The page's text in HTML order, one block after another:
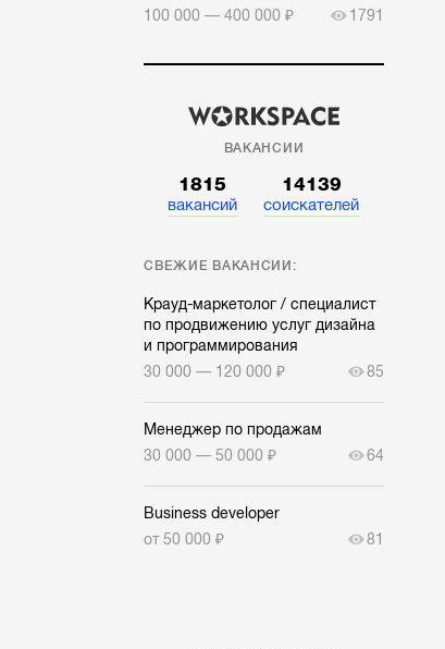
100 000 — 400 000 ₽
1791
ВАКАНСИИ
1815
вакансий
14139
соискателей
СВЕЖИЕ ВАКАНСИИ:
Крауд-маркетолог / специалист
по продвижению услуг дизайна
и программирования
30 000 — 120 000 ₽
85
Менеджер по продажам
30 000 — 50 000 ₽
64
Business developer
от 50 000 ₽
81